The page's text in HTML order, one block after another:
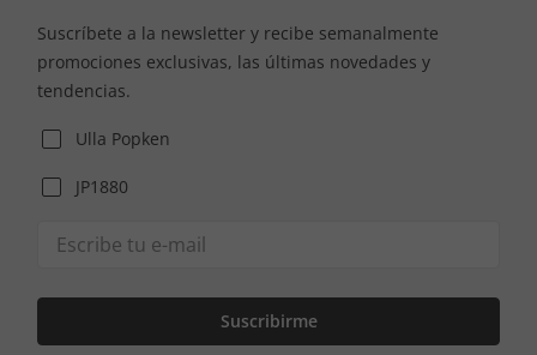
Suscríbete a la newsletter y recibe semanalmente
promociones exclusivas, las últimas novedades y
tendencias.
Ulla Popken
JP1880
Suscribirme